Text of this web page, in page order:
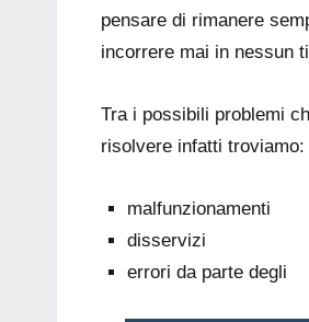
pensare di rimanere
incorrere mai in nessun
Tra i possibili problemi
risolvere infatti troviamo:
malfunzionamenti
disservizi
errori da parte degli